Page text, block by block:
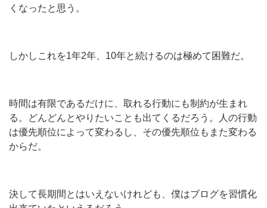
くなったと思う。
しかしこれを1年2年、10年と続けるのは極めて困難だ。
時間は有限であるだけに、取れる行動にも制約が生まれ
る。どんどんとやりたいことも出てくるだろう。人の行動
は優先順位によって変わるし、その優先順位もまた変わる
からだ。
決して長期間とはいえないけれども、僕はブログを習慣化